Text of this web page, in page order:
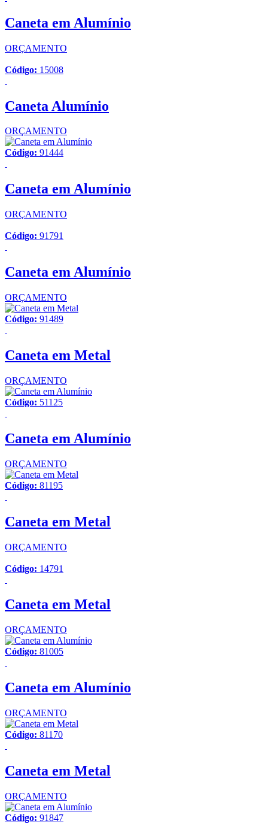
Caneta em Alumínio
ORÇAMENTO
Código: 15008
Caneta Alumínio
ORÇAMENTO
Código: 91444
Caneta em Alumínio
ORÇAMENTO
Código: 91791
Caneta em Alumínio
ORÇAMENTO
Código: 91489
Caneta em Metal
ORÇAMENTO
Código: 51125
Caneta em Alumínio
ORÇAMENTO
Código: 81195
Caneta em Metal
ORÇAMENTO
Código: 14791
Caneta em Metal
ORÇAMENTO
Código: 81005
Caneta em Alumínio
ORÇAMENTO
Código: 81170
Caneta em Metal
ORÇAMENTO
Código: 91847